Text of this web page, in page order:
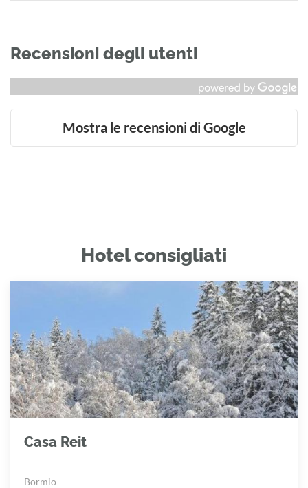
Recensioni degli utenti
Mostra le recensioni di Google
Hotel consigliati
Casa Reit
Bormio